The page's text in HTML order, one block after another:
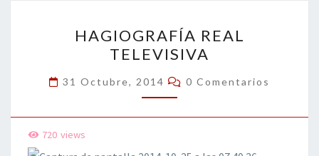
REAL
TELEVISIVA
HAGIOGRAFÍA REAL
TELEVISIVA
31 Octubre, 2014 Comentarios
0 Comentarios
720 views